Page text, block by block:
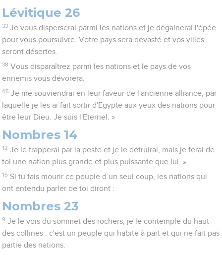
Lévitique 26
33 Je vous disperserai parmi les nations et je dégainerai l'épée
pour vous poursuivre. Votre pays sera dévasté et vos villes
seront désertes.
38 Vous disparaîtrez parmi les nations et le pays de vos
ennemis vous dévorera.
45 Je me souviendrai en leur faveur de l'ancienne alliance, par
laquelle je les ai fait sortir d'Egypte aux yeux des nations pour
être leur Dieu. Je suis l'Eternel. »
Nombres 14
12 Je le frapperai par la peste et je le détruirai, mais je ferai de
toi une nation plus grande et plus puissante que lui. »
15 Si tu fais mourir ce peuple d’un seul coup, les nations qui
ont entendu parler de toi diront :
Nombres 23
9 Je le vois du sommet des rochers, je le contemple du haut
des collines : c'est un peuple qui habite à part et qui ne fait pas
partie des nations.